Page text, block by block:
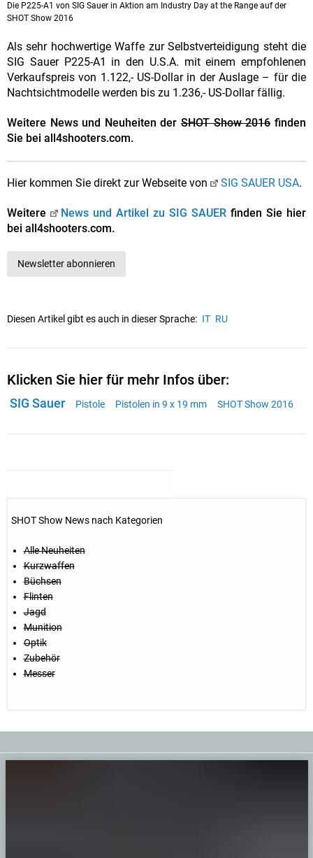
Die P225-A1 von SIG Sauer in Aktion am Industry Day at the Range auf der
SHOT Show 2016
Als sehr hochwertige Waffe zur Selbstverteidigung steht die
SIG Sauer P225-A1 in den U.S.A. mit einem empfohlenen
Verkaufspreis von 1.122,- US-Dollar in der Auslage – für die
Nachtsichtmodelle werden bis zu 1.236,- US-Dollar fällig.
Weitere News und Neuheiten der SHOT Show 2016 finden
Sie bei all4shooters.com.
Hier kommen Sie direkt zur Webseite von SIG SAUER USA.
Weitere News und Artikel zu SIG SAUERfinden Sie hier
bei all4shooters.com.
Newsletter abonnieren
Diesen Artikel gibt es auch in dieser Sprache: IT RU
Klicken Sie hier für mehr Infos über:
SIG Sauer Pistole Pistolen in 9 x 19 mm SHOT Show 2016
SHOT Show News nach Kategorien
Alle Neuheiten
Kurzwaffen
Büchsen
Flinten
Jagd
Munition
Optik
Zubehör
Messer